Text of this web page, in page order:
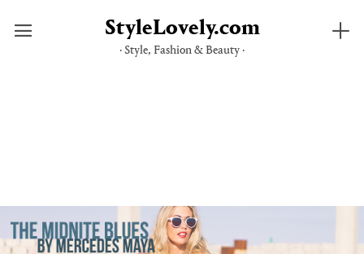
StyleLovely.com
· Style, Fashion & Beauty ·